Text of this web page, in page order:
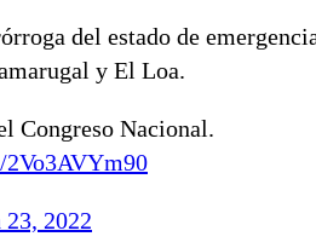
del estado de
y El Loa.
Congreso Nacional.
2022